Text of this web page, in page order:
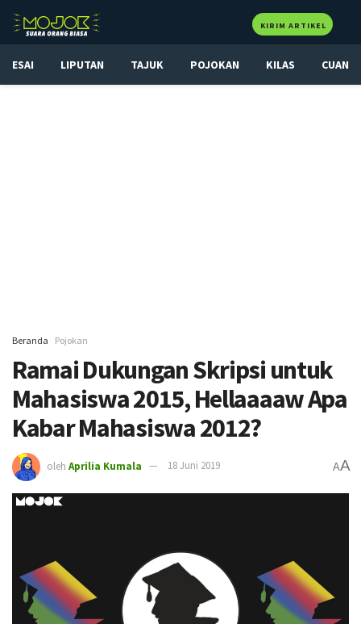
KIRIM ARTIKEL
ESAI LIPUTAN TAJUK POJOKAN KILAS CUAN
Beranda Pojokan
Ramai Dukungan Skripsi untuk
Mahasiswa 2015, Hellaaaaw Apa
Kabar Mahasiswa 2012?
oleh Aprilia Kumala 18 Juni 2019 AA